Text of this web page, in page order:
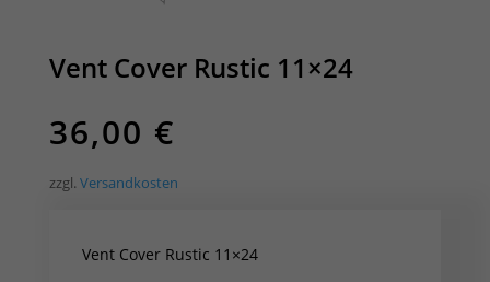
Vent Cover Rustic 11×24
36,00 €
zzgl. Versandkosten
Vent Cover Rustic 11×24